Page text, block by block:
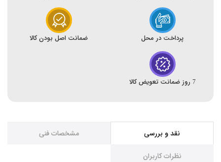
پرداخت در محل ضمانت اصل بودن کالا
7 روز ضمانت تعویض کالا
نقد و بررسی مشخصات فنی
نظرات کاربران